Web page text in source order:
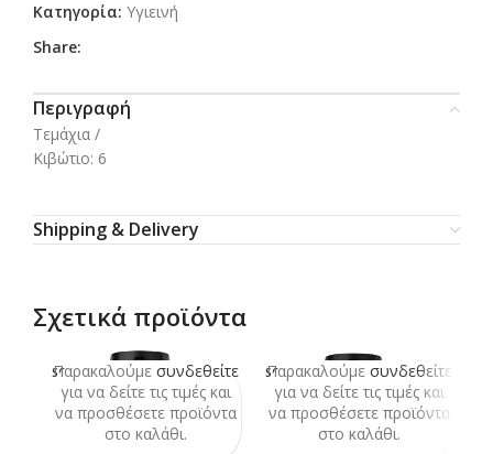
Κατηγορία: Υγιεινή
Share:
Περιγραφή
Τεμάχια /
Κιβώτιο: 6
Shipping & Delivery
Σχετικά προϊόντα
SOLD
OUT
Παρακαλούμε συνδεθείτε
για να δείτε τις τιμές και
να προσθέσετε προϊόντα
στο καλάθι.
SOLD
OUT
Παρακαλούμε συνδεθείτε
για να δείτε τις τιμές και
να προσθέσετε προϊόντα
στο καλάθι.